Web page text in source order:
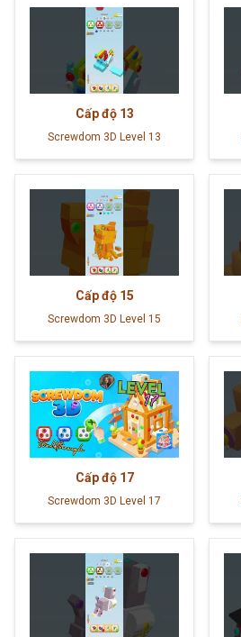
Cấp độ 13
Screwdom 3D Level 13
Cấp độ 15
Screwdom 3D Level 15
Cấp độ 17
Screwdom 3D Level 17